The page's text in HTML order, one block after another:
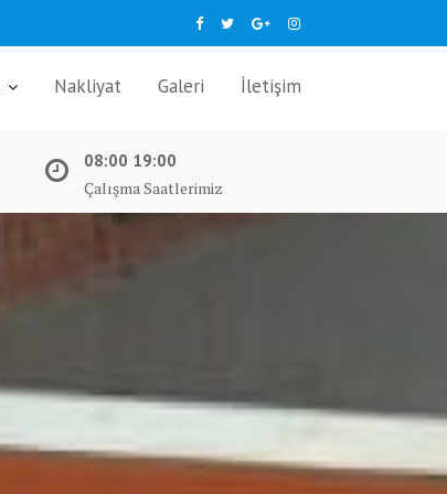
Nakliyat Galeri İletişim
08:00 19:00
Çalışma Saatlerimiz